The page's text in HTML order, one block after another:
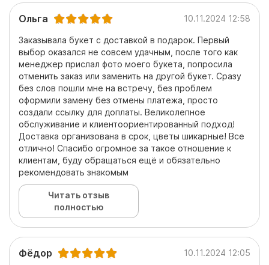
Ольга 10.11.2024 12:58
Заказывала букет с доставкой в подарок. Первый
выбор оказался не совсем удачным, после того как
менеджер прислал фото моего букета, попросила
отменить заказ или заменить на другой букет. Сразу
без слов пошли мне на встречу, без проблем
оформили замену без отмены платежа, просто
создали ссылку для доплаты. Великолепное
обслуживание и клиентоориентированный подход!
Доставка организована в срок, цветы шикарные! Все
отлично! Спасибо огромное за такое отношение к
клиентам, буду обращаться ещё и обязательно
рекомендовать знакомым
Читать отзыв
полностью
Фёдор 10.11.2024 12:05